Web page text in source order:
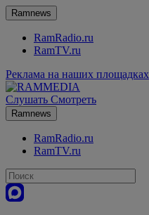
Ramnews
RamRadio.ru
RamTV.ru
Реклама на наших площадках
Слушать Смотреть
Ramnews
RamRadio.ru
RamTV.ru